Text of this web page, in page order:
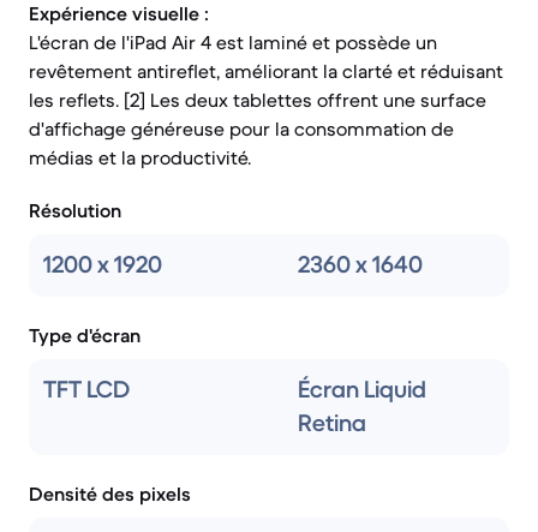
Expérience visuelle :
L'écran de l'iPad Air 4 est laminé et possède un
revêtement antireflet, améliorant la clarté et réduisant
les reflets. [2] Les deux tablettes offrent une surface
d'affichage généreuse pour la consommation de
médias et la productivité.
Résolution
1200 x 1920 2360 x 1640
Type d'écran
TFT LCD
Écran Liquid
Retina
Densité des pixels